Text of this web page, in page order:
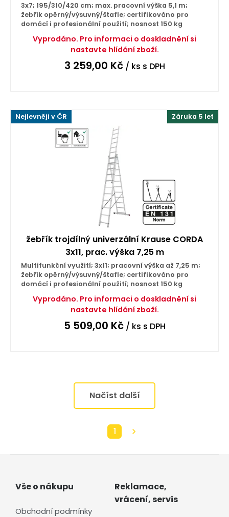
3x7; 195/310/420 cm; max. pracovní výška 5,1 m;
žebřík opěrný/výsuvný/štafle; certifikováno pro
domácí i profesionální použití; nosnost 150 kg
Vyprodáno. Pro informaci o doskladnění si
nastavte hlídání zboží.
3 259,00 Kč/ ks s DPH
Záruka 5 let
Nejlevněji v ČR
žebřík trojdílný univerzální Krause CORDA
3x11, prac. výška 7,25 m
Multifunkční využití; 3x11; pracovní výška až 7,25 m;
žebřík opěrný/výsuvný/štafle; certifikováno pro
domácí i profesionální použití; nosnost 150 kg
Vyprodáno. Pro informaci o doskladnění si
nastavte hlídání zboží.
5 509,00 Kč/ ks s DPH
Načíst další
1
Vše o nákupu
Obchodní podmínky
Reklamace,
vrácení, servis